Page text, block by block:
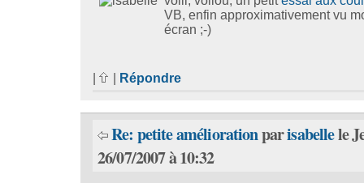
VB, enfin approximativement vu
écran ;-)
Répondre
Re: petite améliorationparisabellele
26/07/2007 à 10:32